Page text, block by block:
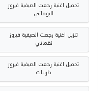
تحميل اغنية رجعت الصيفية فيروز
البوماتي
تنزيل اغنية رجعت الصيفية فيروز
نغماتي
تحميل اغنية رجعت الصيفية فيروز
طربيات